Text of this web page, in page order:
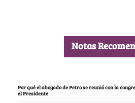
Notas
Por qué el abogado de Petro se reunió con la
el Presidente